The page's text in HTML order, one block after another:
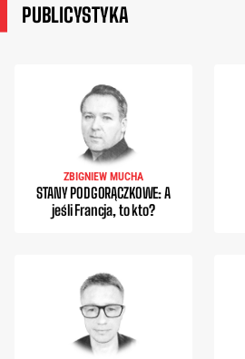
PUBLICYSTYKA
ZBIGNIEW MUCHA
STANY PODGORĄCZKOWE: A
jeśli Francja, to kto?